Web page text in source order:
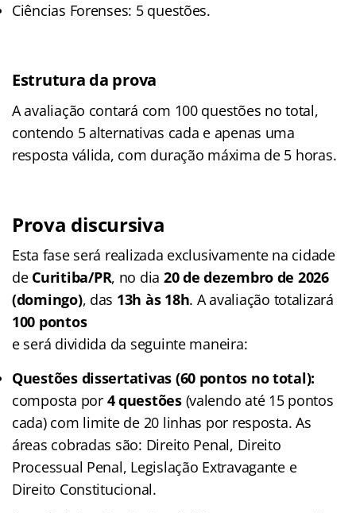
Ciências Forenses: 5 questões.
Estrutura da prova
A avaliação contará com 100 questões no total,
contendo 5 alternativas cada e apenas uma
resposta válida, com duração máxima de 5 horas.
Prova discursiva
Esta fase será realizada exclusivamente na cidade
de Curitiba/PR, no dia 20 de dezembro de 2026
(domingo), das 13h às 18h. A avaliação totalizará
100 pontos
e será dividida da seguinte maneira:
Questões dissertativas (60 pontos no total):
composta por 4 questões(valendo até 15 pontos
cada) com limite de 20 linhas por resposta. As
áreas cobradas são: Direito Penal, Direito
Processual Penal, Legislação Extravagante e
Direito Constitucional.